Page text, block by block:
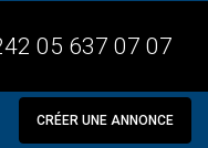
05 637 07 07
CRÉER UNE ANNONCE